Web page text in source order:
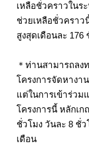
เหลือชั่วคราวในร
ช่วยเหลือชั่วครา
สูงสุดเดือนละ 176
＊ท่านสามารถลง
โครงการจัดหางา
แต่ในการเข้าร่วม
โครงการนี้ หลักเ
ชั่วโมง วันละ 8 ชั่ว
เดือน